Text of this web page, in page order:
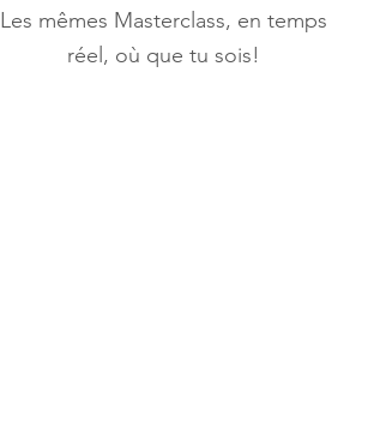
Les mêmes Masterclass, en temps
réel, où que tu sois!